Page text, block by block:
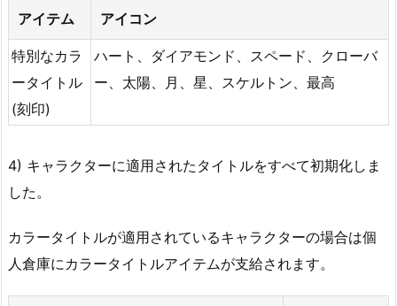
アイテム アイコン
特別なカラ
ータイトル
(刻印)
ハート、ダイアモンド、スペード、クローバ
ー、太陽、月、星、スケルトン、最高
4) キャラクターに適用されたタイトルをすべて初期化しま
した。
カラータイトルが適用されているキャラクターの場合は個
人倉庫にカラータイトルアイテムが支給されます。